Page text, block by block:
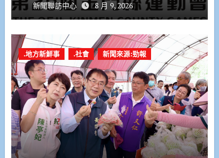
新聞聯訪中心 8 月 9, 2026
.地方新鮮事 .社會 新聞來源:勁報